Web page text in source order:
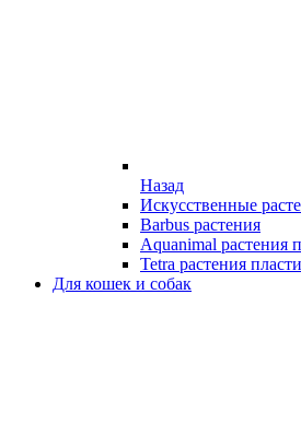
Назад
Искусственные
Barbus растения
Aquanimal растения
Tetra растения
Для кошек и собак